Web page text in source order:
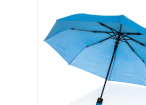
prodotto
Questo
prodotto